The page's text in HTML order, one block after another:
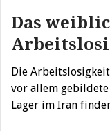
Das
Die
vor allem
Lager im Iran